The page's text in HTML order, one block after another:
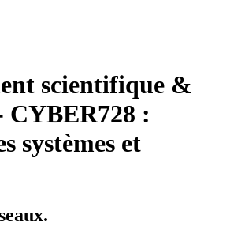
scientifique &
CYBER728 :
systèmes et